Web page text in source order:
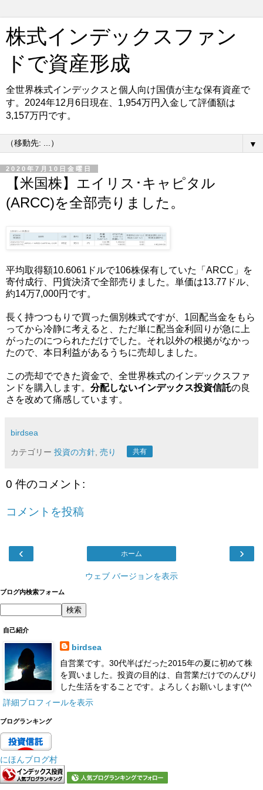
株式インデックスファン
ドで資産形成
全世界株式インデックスと個人向け国債が主な保有資産で
す。2024年12月6日現在、1,954万円入金して評価額は
3,157万円です。
▼
2020年7月10日金曜日
【米国株】エイリス･キャピタル
(ARCC)を全部売りました。
平均取得額10.6061ドルで106株保有していた「ARCC」を
寄付成行、円貨決済で全部売りました。単価は13.77ドル、
約14万7,000円です。
長く持つつもりで買った個別株式ですが、1回配当金をもら
ってから冷静に考えると、ただ単に配当金利回りが急に上
がったのにつられただけでした。それ以外の根拠がなかっ
たので、本日利益があるうちに売却しました。
この売却でできた資金で、全世界株式のインデックスファ
ンドを購入します。 分配しないインデックス投資信託の良
さを改めて痛感しています。
birdsea
カテゴリー 投資の方針 売り 共有
0 件のコメント:
コメントを投稿
‹ ›
ホーム
ウェブ バージョンを表示
ブログ内検索フォーム
自己紹介
birdsea
自営業です。30代半ばだった2015年の夏に初めて株
を買いました。投資の目的は、自営業だけでのんびり
した生活をすることです。よろしくお願いします(^^
詳細プロフィールを表示
ブログランキング
にほんブログ村